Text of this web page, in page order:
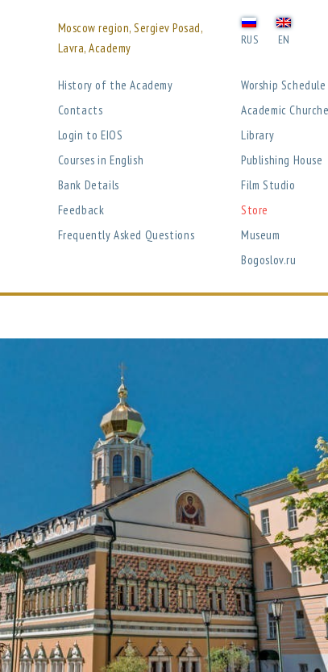
Moscow region, Sergiev Posad,
Lavra, Academy
RUS EN
History of the Academy
Contacts
Login to EIOS
Courses in English
Bank Details
Feedback
Frequently Asked Questions
Worship Schedule
Academic
Library
Publishing House
Film Studio
Store
Museum
Bogoslov.ru